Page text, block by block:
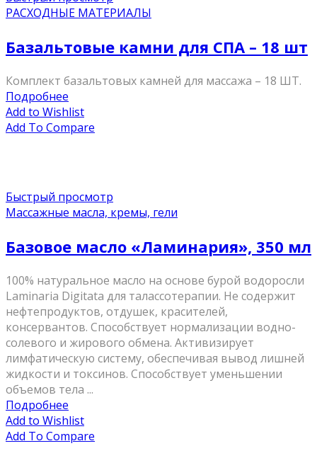
РАСХОДНЫЕ МАТЕРИАЛЫ
Базальтовые камни для СПА – 18 шт
Комплект базальтовых камней для массажа – 18 ШТ.
Подробнее
Add to Wishlist
Add To Compare
Быстрый просмотр
Массажные масла, кремы, гели
Базовое масло «Ламинария», 350 мл
100% натуральное масло на основе бурой водоросли
Laminaria Digitata для талассотерапии. Не содержит
нефтепродуктов, отдушек, красителей,
консервантов. Способствует нормализации водно-
солевого и жирового обмена. Активизирует
лимфатическую систему, обеспечивая вывод лишней
жидкости и токсинов. Способствует уменьшении
объемов тела ...
Подробнее
Add to Wishlist
Add To Compare